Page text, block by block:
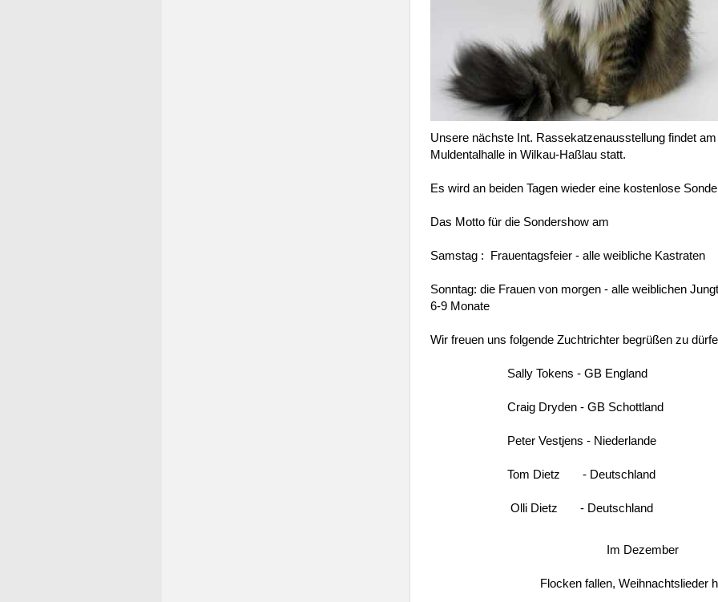
Unsere nächste Int. Rassekatzenausstellung findet
Muldentalhalle in Wilkau-Haßlau statt.
Es wird an beiden Tagen wieder eine kostenlose
Das Motto für die Sondershow am
Samstag : Frauentagsfeier - alle weibliche Kastraten
Sonntag: die Frauen von morgen - alle
6-9 Monate
Wir freuen uns folgende Zuchtrichter begrüßen zu
Sally Tokens - GB England
Craig Dryden - GB Schottland
Peter Vestjens - Niederlande
Tom Dietz - Deutschland
Olli Dietz - Deutschland
Im Dezember
Flocken fallen, Weihnachtslieder